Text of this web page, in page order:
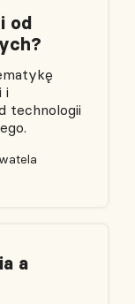
od
i
technologii
a